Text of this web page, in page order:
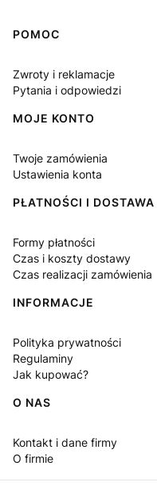
Linki w stopce
POMOC
Zwroty i reklamacje
Pytania i odpowiedzi
MOJE KONTO
Twoje zamówienia
Ustawienia konta
PŁATNOŚCI I DOSTAWA
Formy płatności
Czas i koszty dostawy
Czas realizacji zamówienia
INFORMACJE
Polityka prywatności
Regulaminy
Jak kupować?
O NAS
Kontakt i dane firmy
O firmie